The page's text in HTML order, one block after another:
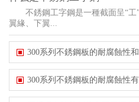
不銹鋼工字鋼是一種截面呈“
翼緣、下翼...
300系列不銹鋼板的耐腐蝕性
300系列不銹鋼板的耐腐蝕性